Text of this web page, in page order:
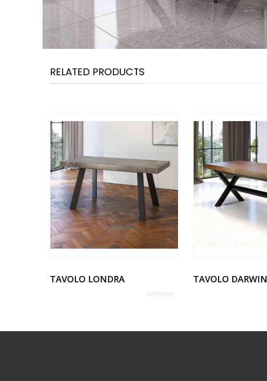
RELATED PRODUCTS
TAVOLO LONDRA TAVOLO DARWIN